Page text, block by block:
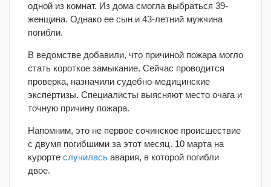
одной из комнат. Из дома смогла выбраться 39-
женщина. Однако ее сын и 43-летний мужчина
погибли.
В ведомстве добавили, что причиной пожара могло
стать короткое замыкание. Сейчас проводится
проверка, назначили судебно-медицинские
экспертизы. Специалисты выясняют место очага и
точную причину пожара.
Напомним, это не первое сочинское происшествие
с двумя погибшими за этот месяц. 10 марта на
курорте случилась авария, в которой погибли
двое.